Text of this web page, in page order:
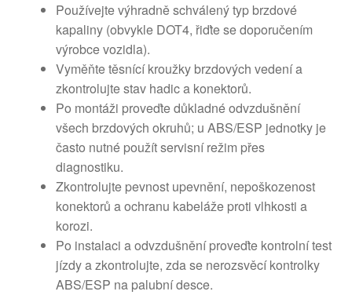
Používejte výhradně schválený typ brzdové
kapaliny (obvykle DOT4, řiďte se doporučením
výrobce vozidla).
Vyměňte těsnící kroužky brzdových vedení a
zkontrolujte stav hadic a konektorů.
Po montáži proveďte důkladné odvzdušnění
všech brzdových okruhů; u ABS/ESP jednotky je
často nutné použít servisní režim přes
diagnostiku.
Zkontrolujte pevnost upevnění, nepoškozenost
konektorů a ochranu kabeláže proti vlhkosti a
korozi.
Po instalaci a odvzdušnění proveďte kontrolní test
jízdy a zkontrolujte, zda se nerozsvěcí kontrolky
ABS/ESP na palubní desce.